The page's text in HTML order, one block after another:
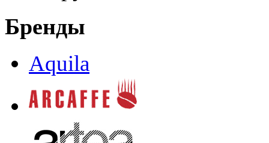
Бренды
Aquila